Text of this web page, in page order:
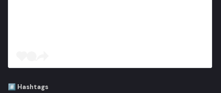
#️⃣ Hashtags